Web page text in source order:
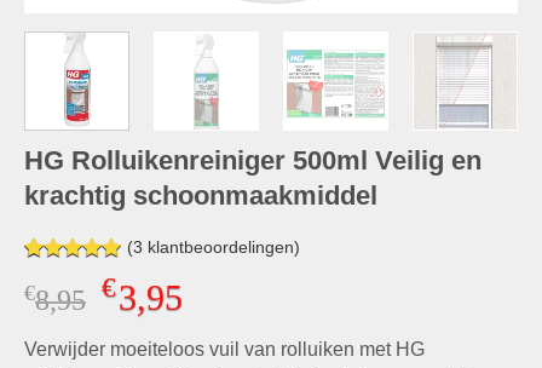
HG Rolluikenreiniger 500ml Veilig en
krachtig schoonmaakmiddel
Gewaardeerd
5.00 op 5
gebaseerd
waarderingen
(3 klantbeoordelingen)
€8,95 Oorspronkelijke
prijs
was:
€3,95Huidige
is:
Verwijder moeiteloos vuil van rolluiken met HG